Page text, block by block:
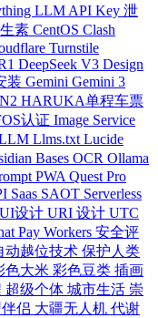
LLM API Key 泄
素 CentOS Clash
Turnstile
DeepSeek V3 Design
装 Gemini Gemini 3
HARUKA单程车票
认证 Image Service
Llms.txt Lucide
Bases OCR Ollama
PWA Quest Pro
Saas SAOT Serverless
UI设计 URI 设计 UTC
Pay Workers 安全评
动越位技术 保护人类
色大米 彩色豆类 插画
超级个体 城市生活 崇
侣 大疆无人机 代谢